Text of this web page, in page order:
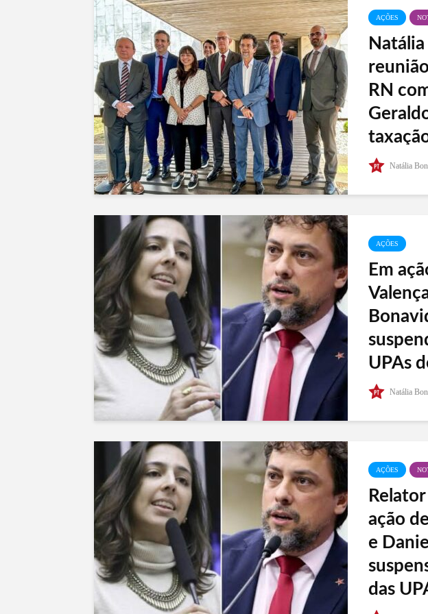
AÇÕES
RN
Nesta
Bonavides
Natália
AÇÕES
Em
UPAs
No início da
Vara da
Natália
AÇÕES
ação
e
das